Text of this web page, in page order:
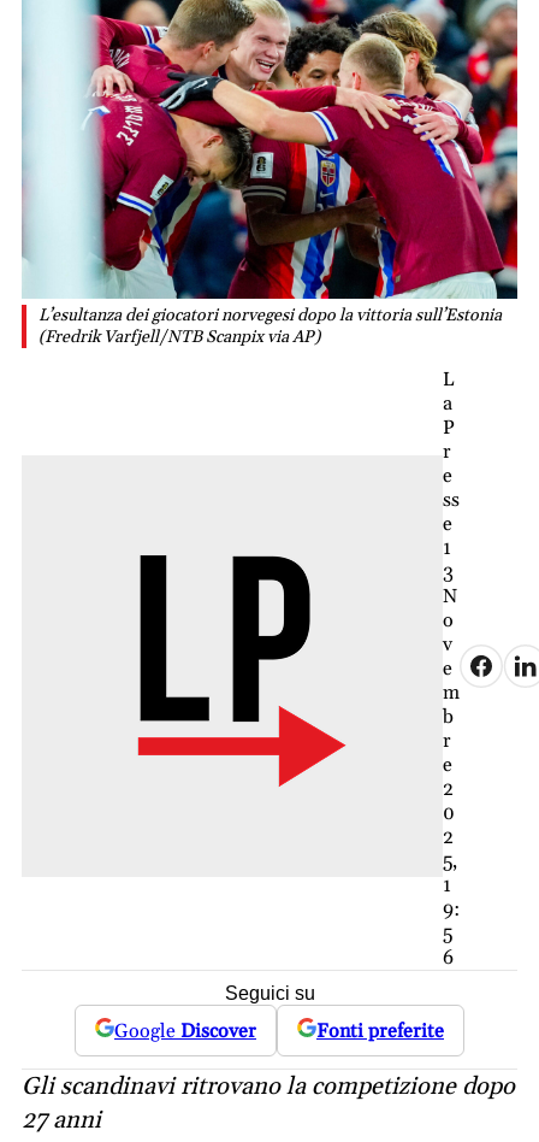
L’esultanza dei giocatori norvegesi dopo la vittoria sull’Estonia
(Fredrik Varfjell/NTB Scanpix via AP)
L
a
P
r
e
ss
e
1
3
N
o
v
e
m
b
r
e
2
0
2
5,
1
9:
5
6
Seguici su
Google Discover Fonti preferite
Gli scandinavi ritrovano la competizione dopo
27 anni